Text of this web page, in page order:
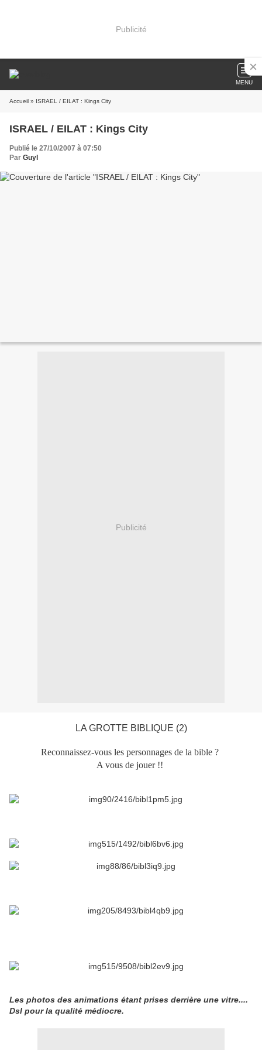
Publicité
MENU
Accueil » ISRAEL / EILAT : Kings City
ISRAEL / EILAT : Kings City
Publié le 27/10/2007 à 07:50
Par Guyl
Publicité
LA GROTTE BIBLIQUE (2)
Reconnaissez-vous les personnages de la bible ?
A vous de jouer !!
Les photos des animations étant prises derrière une vitre....
Dsl pour la qualité médiocre.